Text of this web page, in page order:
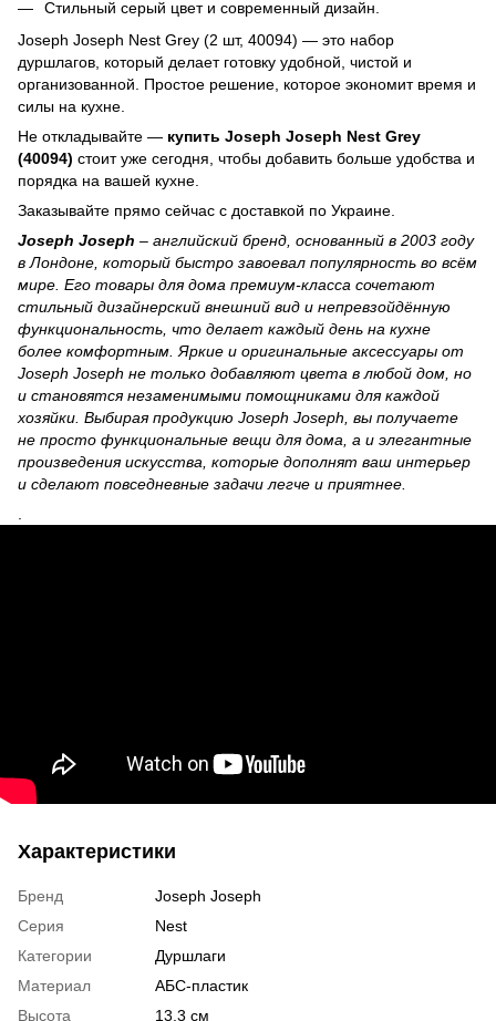
Стильный серый цвет и современный дизайн.
Joseph Joseph Nest Grey (2 шт, 40094) — это набор
дуршлагов, который делает готовку удобной, чистой и
организованной. Простое решение, которое экономит время и
силы на кухне.
Не откладывайте — купить Joseph Joseph Nest Grey
(40094) стоит уже сегодня, чтобы добавить больше удобства и
порядка на вашей кухне.
Заказывайте прямо сейчас с доставкой по Украине.
Joseph Joseph – английский бренд, основанный в 2003 году
в Лондоне, который быстро завоевал популярность во всём
мире. Его товары для дома премиум-класса сочетают
стильный дизайнерский внешний вид и непревзойдённую
функциональность, что делает каждый день на кухне
более комфортным. Яркие и оригинальные аксессуары от
Joseph Joseph не только добавляют цвета в любой дом, но
и становятся незаменимыми помощниками для каждой
хозяйки. Выбирая продукцию Joseph Joseph, вы получаете
не просто функциональные вещи для дома, а и элегантные
произведения искусства, которые дополнят ваш интерьер
и сделают повседневные задачи легче и приятнее.
Характеристики
Бренд
Joseph Joseph
Серия
Nest
Категории
Дуршлаги
Материал
АБС-пластик
Высота
13.3 см